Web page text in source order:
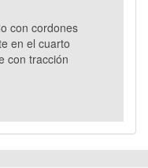
con cordones
en el cuarto
con tracción